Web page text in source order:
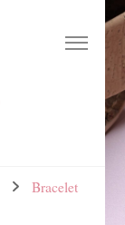
Bracelet